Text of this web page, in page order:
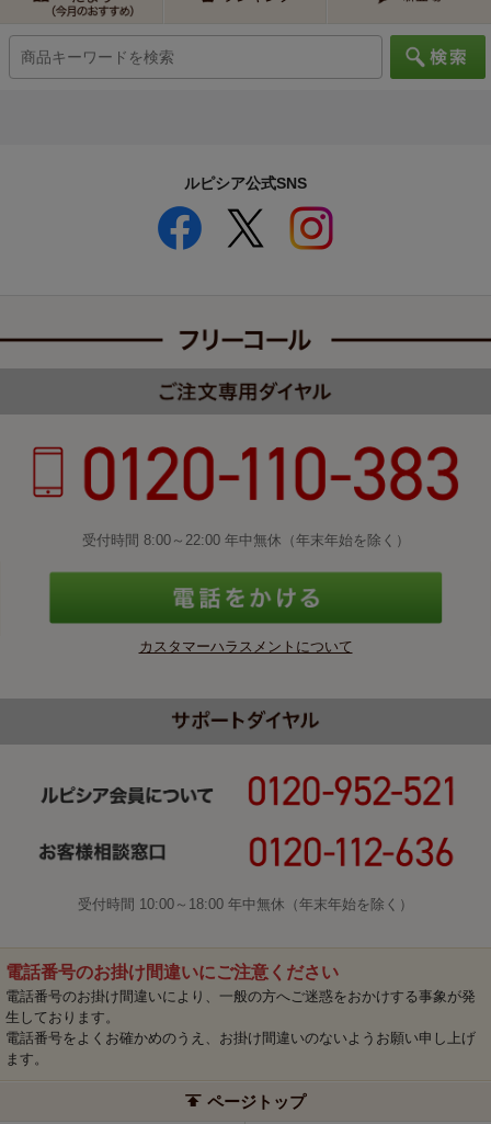
ルピシア公式SNS
受付時間 8:00～22:00 年中無休（年末年始を除く）
カスタマーハラスメントについて
受付時間 10:00～18:00 年中無休（年末年始を除く）
電話番号のお掛け間違いにご注意ください
電話番号のお掛け間違いにより、一般の方へご迷惑をおかけする事象が発
生しております。
電話番号をよくお確かめのうえ、お掛け間違いのないようお願い申し上げ
ます。
ページトップ